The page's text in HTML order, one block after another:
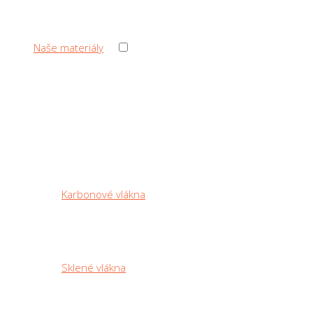
Naše materiály
Karbonové vlákna
Sklené vlákna